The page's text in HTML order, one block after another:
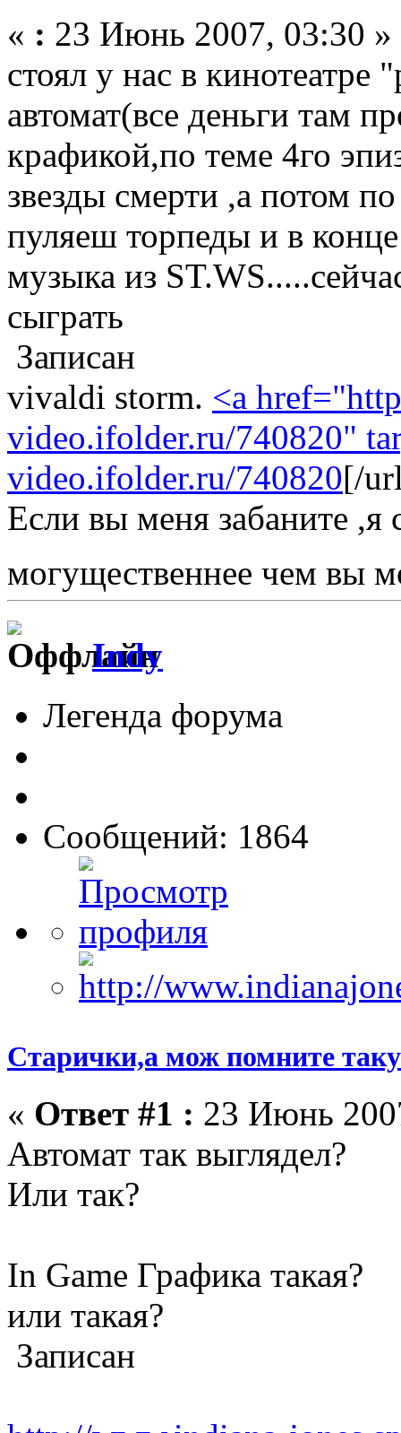
« : 23 Июнь 2007, 03:30 »
стоял у нас в кинотеатре
автомат(все деньги там
крафикой,по теме 4го
звезды смерти ,а потом
пуляеш торпеды и в
музыка из
сыграть
Записан
vivaldi storm. <a
video.ifolder.ru/740820"
video.ifolder.ru/740820[/
Если вы меня забаните ,я
могущественнее чем вы
Indy
Легенда форума
Сообщений: 1864
Старички,а мож помните
« Ответ #1 : 23 Июнь
Автомат так выглядел?
Или так?
In Game Графика такая?
или такая?
Записан